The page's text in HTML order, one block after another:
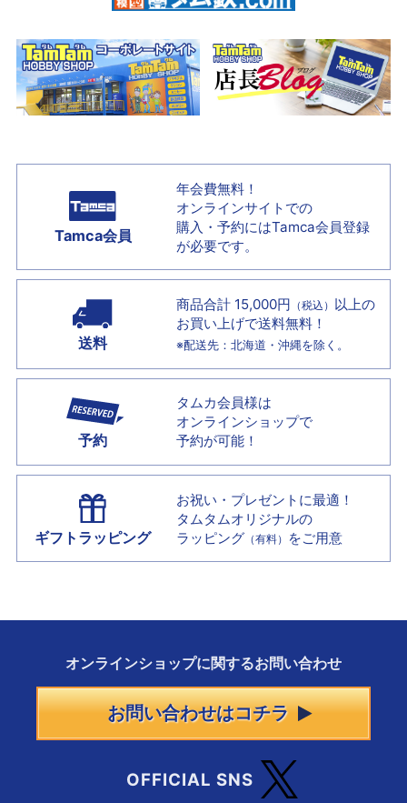
Tamca会員
年会費無料！
オンラインサイトでの
購入・予約にはTamca会員登録
が必要です。
送料
商品合計 15,000円 （税込） 以上の
お買い上げで送料無料！
※配送先：北海道・沖縄を除く。
予約
タムカ会員様は
オンラインショップで
予約が可能！
ギフトラッピング
お祝い・プレゼントに最適！
タムタムオリジナルの
ラッピング （有料） をご用意
オンラインショップに関するお問い合わせ
お問い合わせはコチラ
OFFICIAL SNS